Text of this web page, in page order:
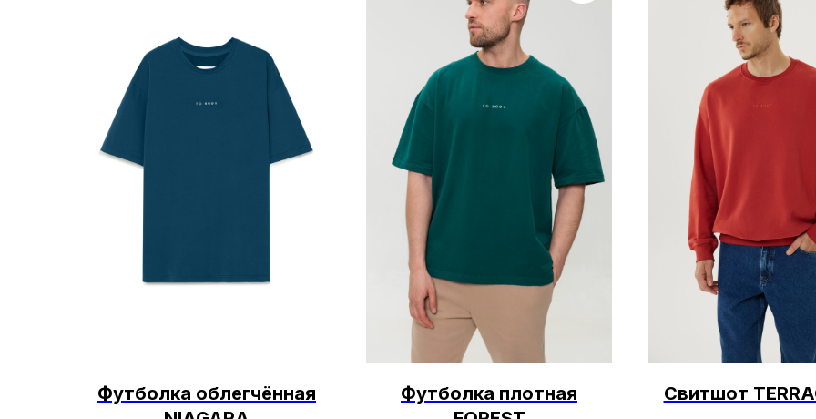
Футболка облегчённая
Футболка плотная
Свитшот